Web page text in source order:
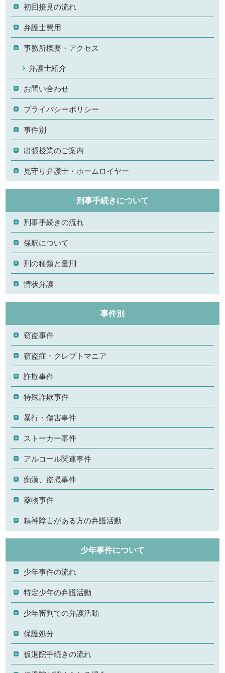
初回接見の流れ
弁護士費用
事務所概要・アクセス
弁護士紹介
お問い合わせ
プライバシーポリシー
事件別
出張授業のご案内
見守り弁護士・ホームロイヤー
刑事手続きについて
刑事手続きの流れ
保釈について
刑の種類と量刑
情状弁護
事件別
窃盗事件
窃盗症・クレプトマニア
詐欺事件
特殊詐欺事件
暴行・傷害事件
ストーカー事件
アルコール関連事件
痴漢、盗撮事件
薬物事件
精神障害がある方の弁護活動
少年事件について
少年事件の流れ
特定少年の弁護活動
少年審判での弁護活動
保護処分
仮退院手続きの流れ